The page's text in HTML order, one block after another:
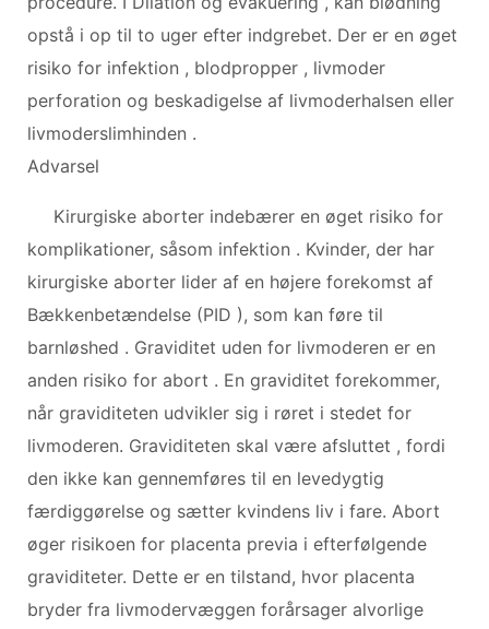
opstå i op til to uger efter indgrebet. Der er en øget
risiko for infektion , blodpropper , livmoder
perforation og beskadigelse af livmoderhalsen eller
livmoderslimhinden .
Advarsel
Kirurgiske aborter indebærer en øget risiko for
komplikationer, såsom infektion . Kvinder, der har
kirurgiske aborter lider af en højere forekomst af
Bækkenbetændelse (PID ), som kan føre til
barnløshed . Graviditet uden for livmoderen er en
anden risiko for abort . En graviditet forekommer,
når graviditeten udvikler sig i røret i stedet for
livmoderen. Graviditeten skal være afsluttet , fordi
den ikke kan gennemføres til en levedygtig
færdiggørelse og sætter kvindens liv i fare. Abort
øger risikoen for placenta previa i efterfølgende
graviditeter. Dette er en tilstand, hvor placenta
bryder fra livmodervæggen forårsager alvorlige